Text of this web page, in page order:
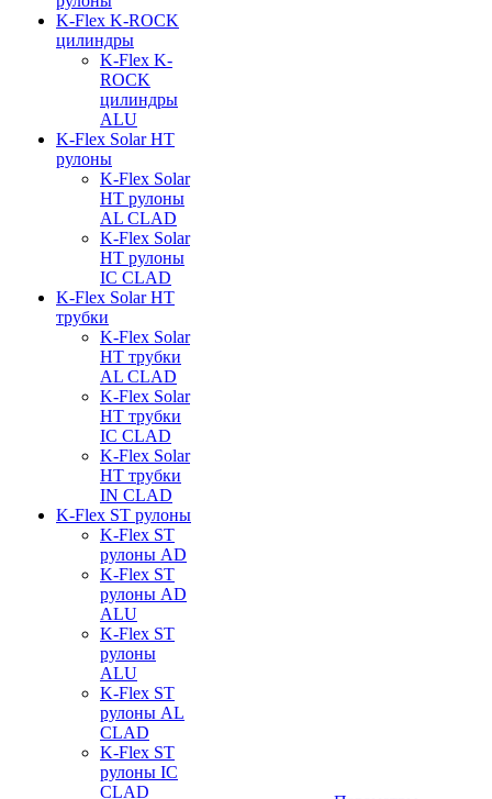
K-Flex K-ROCK
цилиндры
K-Flex K-
ROCK
цилиндры
ALU
K-Flex Solar HT
рулоны
K-Flex Solar
HT рулоны
AL CLAD
K-Flex Solar
HT рулоны
IC CLAD
K-Flex Solar HT
трубки
K-Flex Solar
HT трубки
AL CLAD
K-Flex Solar
HT трубки
IC CLAD
K-Flex Solar
HT трубки
IN CLAD
K-Flex ST рулоны
K-Flex ST
рулоны AD
K-Flex ST
рулоны AD
ALU
K-Flex ST
рулоны
ALU
K-Flex ST
рулоны AL
CLAD
K-Flex ST
рулоны IC
CLAD